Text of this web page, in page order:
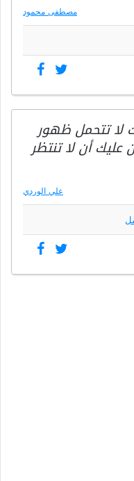
مصطفى محمود
لا تتحمل ظهور
أن لا تنتظر
علي الوردي